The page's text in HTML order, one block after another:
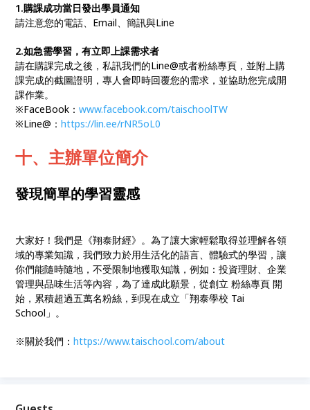
1.購課成功當日發出學員通知
請注意您的電話、Email、簡訊與Line
2.如急需學習，有立即上課需求者
請在購課完成之後，私訊我們的Line@或者粉絲專頁，並附上購
課完成的截圖證明，專人會即時回覆您的需求，並協助您完成開
課作業。
※FaceBook：www.facebook.com/taischoolTW
※Line@：https://lin.ee/rNR5oL0
十、主辦單位簡介
發現簡單的學習靈感
大家好！我們是《翔泰財經》。為了讓大家輕鬆取得並理解各領
域的專業知識，我們致力於用生活化的語言、體驗式的學習，讓
你們能隨時隨地，不受限制地獲取知識，例如：投資理財、企業
管理與品味生活等內容，為了達成此願景，從創立 粉絲專頁 開
始，累積超過五萬名粉絲，到現在成立「翔泰學校 Tai
School」。
※關於我們：https://www.taischool.com/about